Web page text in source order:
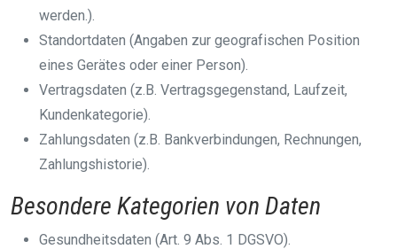
werden.).
Standortdaten (Angaben zur geografischen Position
eines Gerätes oder einer Person).
Vertragsdaten (z.B. Vertragsgegenstand, Laufzeit,
Kundenkategorie).
Zahlungsdaten (z.B. Bankverbindungen, Rechnungen,
Zahlungshistorie).
Besondere Kategorien von Daten
Gesundheitsdaten (Art. 9 Abs. 1 DGSVO).